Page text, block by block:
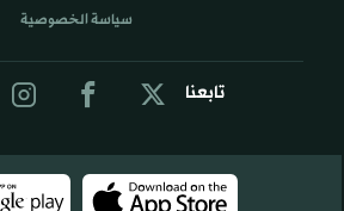
تابعنا
سياسة الخصوصية